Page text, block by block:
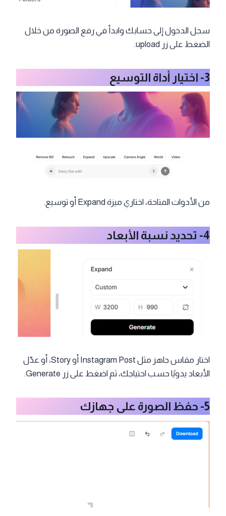
سجل الدخول إلى حسابك وابدأ في رفع الصورة من خلال
الضغط على زر upload.
3- اختيار أداة التوسيع
من الأدوات المتاحة، اختاري ميزة Expand أو توسيع.
4- تحديد نسبة الأبعاد
اختار مقاس جاهز مثل Instagram Post أو Story، أو عدّل
الأبعاد يدويًا حسب احتياجك، ثم اضغط على زر Generate.
5- حفظ الصورة على جهازك